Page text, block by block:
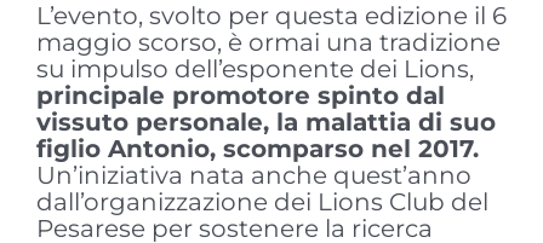
L’evento, svolto per questa edizione il 6
maggio scorso, è ormai una tradizione
su impulso dell’esponente dei Lions,
principale promotore spinto dal
vissuto personale, la malattia di suo
figlio Antonio, scomparso nel 2017.
Un’iniziativa nata anche quest’anno
dall’organizzazione dei Lions Club del
Pesarese per sostenere la ricerca